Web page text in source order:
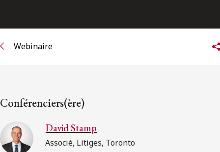
Webinaire
Conférenciers(ère)
David Stamp
Associé, Litiges, Toronto